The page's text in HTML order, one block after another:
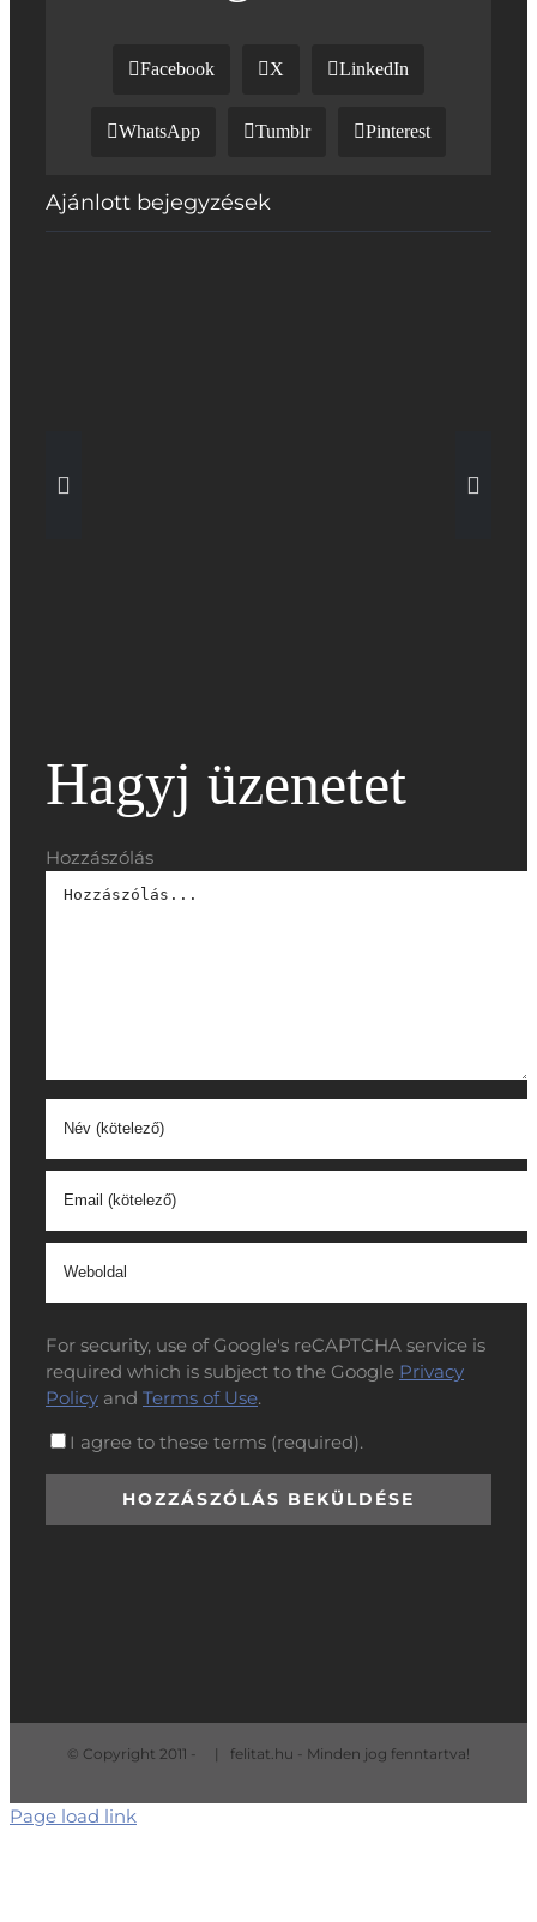
Facebook X LinkedIn
WhatsApp Tumblr Pinterest
Ajánlott bejegyzések
túlélésre – Van
Hagyj üzenetet
Hozzászólás
For security, use of Google's reCAPTCHA service is
required which is subject to the Google Privacy
Policy and Terms of Use.
I agree to these terms (required).
© Copyright 2011 - | felitat.hu - Minden jog fenntartva!
Page load link